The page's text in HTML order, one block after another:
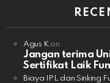
Agus Kon
Jangan terima
Sertifikat Laik
Biaya IPL dan Sinking